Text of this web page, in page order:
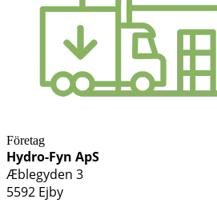
Företag
Hydro-Fyn ApS
Æblegyden 3
5592 Ejby